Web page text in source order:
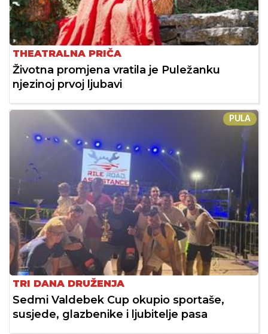
THEATRALNA PRIČA
Životna promjena vratila je Puležanku
njezinoj prvoj ljubavi
PULA
TRI DANA DRUŽENJA
Sedmi Valdebek Cup okupio sportaše,
susjede, glazbenike i ljubitelje pasa